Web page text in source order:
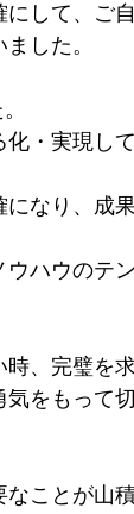
して、ご
した。
・実現し
なり、成
ハウのテ
、完璧を
をもって
ことが山